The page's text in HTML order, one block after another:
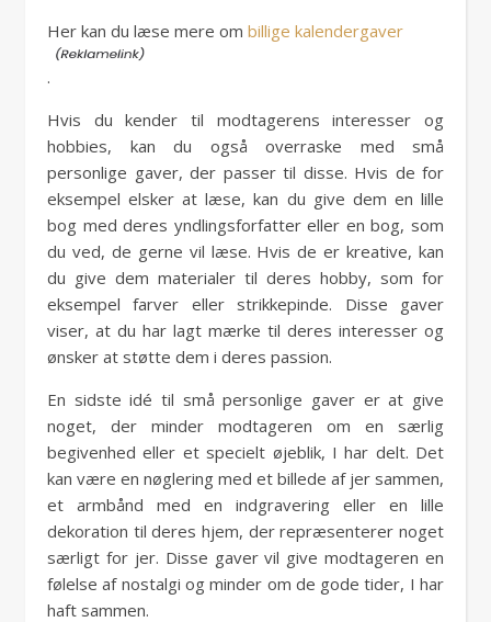
Her kan du læse mere om billige kalendergaver
.
Hvis du kender til modtagerens interesser og
hobbies, kan du også overraske med små
personlige gaver, der passer til disse. Hvis de for
eksempel elsker at læse, kan du give dem en lille
bog med deres yndlingsforfatter eller en bog, som
du ved, de gerne vil læse. Hvis de er kreative, kan
du give dem materialer til deres hobby, som for
eksempel farver eller strikkepinde. Disse gaver
viser, at du har lagt mærke til deres interesser og
ønsker at støtte dem i deres passion.
En sidste idé til små personlige gaver er at give
noget, der minder modtageren om en særlig
begivenhed eller et specielt øjeblik, I har delt. Det
kan være en nøglering med et billede af jer sammen,
et armbånd med en indgravering eller en lille
dekoration til deres hjem, der repræsenterer noget
særligt for jer. Disse gaver vil give modtageren en
følelse af nostalgi og minder om de gode tider, I har
haft sammen.